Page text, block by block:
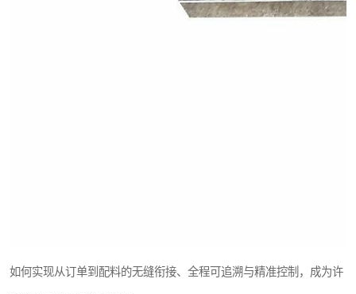
如何实现从订单到配料的无缝衔接、全程可追溯与精准控制，成为许